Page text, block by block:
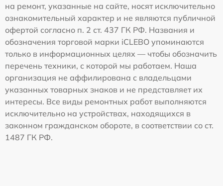
на ремонт, указанные на сайте, носят исключительно
ознакомительный характер и не являются публичной
офертой согласно п. 2 ст. 437 ГК РФ. Названия и
обозначения торговой марки iCLEBO упоминаются
только в информационных целях — чтобы обозначить
перечень техники, с которой мы работаем. Наша
организация не аффилирована с владельцами
указанных товарных знаков и не представляет их
интересы. Все виды ремонтных работ выполняются
исключительно на устройствах, находящихся в
законном гражданском обороте, в соответствии со ст.
1487 ГК РФ.